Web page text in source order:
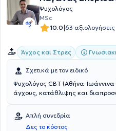
Ψυχολόγος
MSc
10.0|63 αξιολογήσεις
Άγχος και Στρες
Σχετικά με τον ειδικό
Ψυχολόγος CBT (Αθήνα-
άγχους, κατάθλιψης και
Απλή συνεδρία
Δες το κόστος